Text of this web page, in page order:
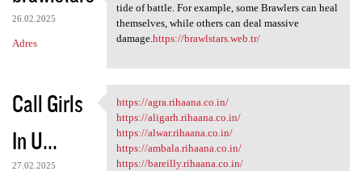
26.02.2025
Adres
Superpowers are special
tide of battle. For example, some Brawlers can heal
themselves, while others can deal massive
damage.https://brawlstars.web.tr/
Call Girls
In U...
27.02.2025
https://agra.rihaana.co.in/
https://agra.rihaana.co.in/
https://aligarh.rihaana.co.in/
https://alwar.rihaana.co.in/
https://ambala.rihaana.co.in/
https://bareilly.rihaana.co.in/